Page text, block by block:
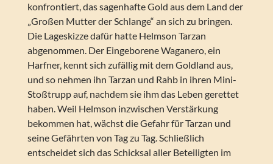
konfrontiert, das sagenhafte Gold aus dem Land der
„Großen Mutter der Schlange“ an sich zu bringen.
Die Lageskizze dafür hatte Helmson Tarzan
abgenommen. Der Eingeborene Waganero, ein
Harfner, kennt sich zufällig mit dem Goldland aus,
und so nehmen ihn Tarzan und Rahb in ihren Mini-
Stoßtrupp auf, nachdem sie ihm das Leben gerettet
haben. Weil Helmson inzwischen Verstärkung
bekommen hat, wächst die Gefahr für Tarzan und
seine Gefährten von Tag zu Tag. Schließlich
entscheidet sich das Schicksal aller Beteiligten im